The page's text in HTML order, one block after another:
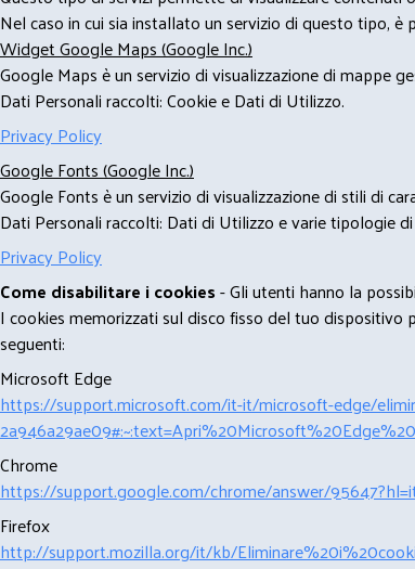
Nel caso in cui sia installato un servizio di questo tipo,
Widget Google Maps (Google Inc.)
Google Maps è un servizio di visualizzazione di mappe
Dati Personali raccolti: Cookie e Dati di Utilizzo.
Privacy Policy
Google Fonts (Google Inc.)
Google Fonts è un servizio di visualizzazione di stili di
Dati Personali raccolti: Dati di Utilizzo e varie tipologie
Privacy Policy
Come disabilitare i cookies- Gli utenti hanno la
I cookies memorizzati sul disco fisso del tuo dispositivo
seguenti:
Microsoft Edge
https://support.microsoft.com/it-it/microsoft-edge/
Chrome
https://support.google.com/chrome/answer/
Firefox
http://support.mozilla.org/it/kb/